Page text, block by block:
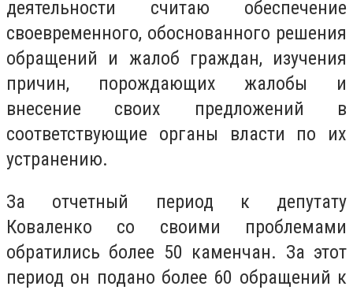
деятельности считаю обеспечение
своевременного, обоснованного решения
обращений и жалоб граждан, изучения
причин, порождающих жалобы и
внесение своих предложений в
соответствующие органы власти по их
устранению.
За отчетный период к депутату
Коваленко со своими проблемами
обратились более 50 каменчан. За этот
период он подано более 60 обращений к